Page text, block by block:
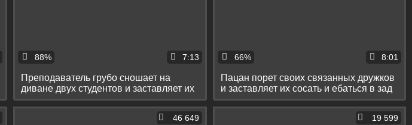
88% 7:13
Преподаватель грубо сношает на
диване двух студентов и заставляет их
сосать
66% 8:01
Пацан порет своих связанных дружков
и заставляет их сосать и ебаться в зад
46 649 19 599